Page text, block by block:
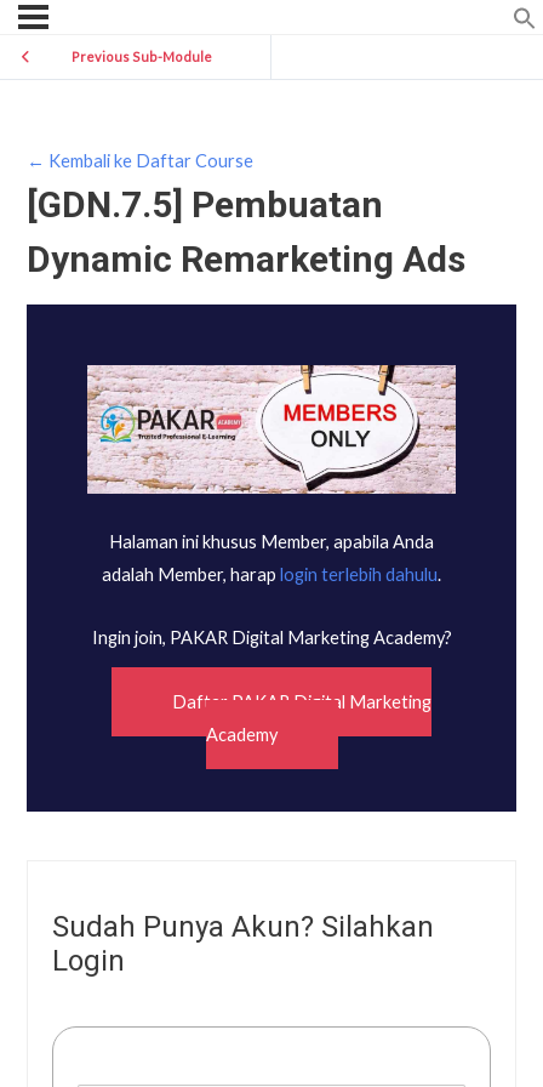
Previous Sub-Module
← Kembali ke Daftar Course
[GDN.7.5] Pembuatan
Dynamic Remarketing Ads
Halaman ini khusus Member, apabila Anda
adalah Member, harap login terlebih dahulu.
Ingin join, PAKAR Digital Marketing Academy?
Daftar PAKAR Digital Marketing
Academy
Sudah Punya Akun? Silahkan
Login